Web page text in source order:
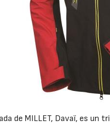
de MILLET, Davaï, es un